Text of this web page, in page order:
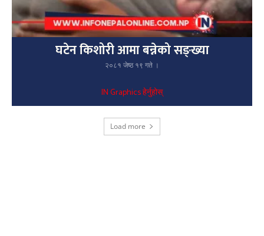
घटेन किशोरी आमा बन्नेको सङ्ख्या
२०८१ जेष्ठ १९ गते ।
IN Graphics हेर्नुहोस्
Load more